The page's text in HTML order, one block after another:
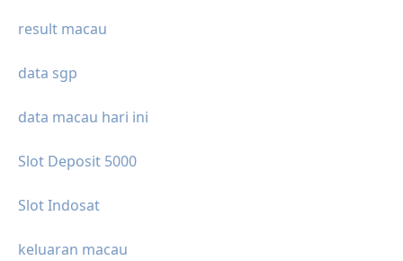
result macau
data sgp
data macau hari ini
Slot Deposit 5000
Slot Indosat
keluaran macau